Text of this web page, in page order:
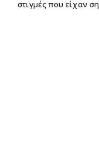
στιγμές που είχαν